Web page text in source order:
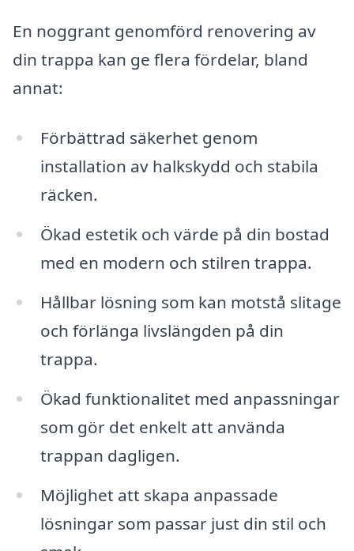
En noggrant genomförd renovering av
din trappa kan ge flera fördelar, bland
annat:
Förbättrad säkerhet genom
installation av halkskydd och stabila
räcken.
Ökad estetik och värde på din bostad
med en modern och stilren trappa.
Hållbar lösning som kan motstå slitage
och förlänga livslängden på din
trappa.
Ökad funktionalitet med anpassningar
som gör det enkelt att använda
trappan dagligen.
Möjlighet att skapa anpassade
lösningar som passar just din stil och